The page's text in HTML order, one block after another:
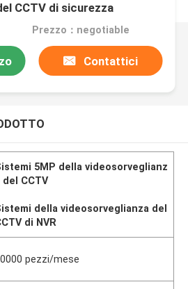
CCTV di sicurezza
Prezzo：negotiable
Contattici
5MP della videosorveglianz
del CCTV
della videosorveglianza del
di NVR
pezzi/mese